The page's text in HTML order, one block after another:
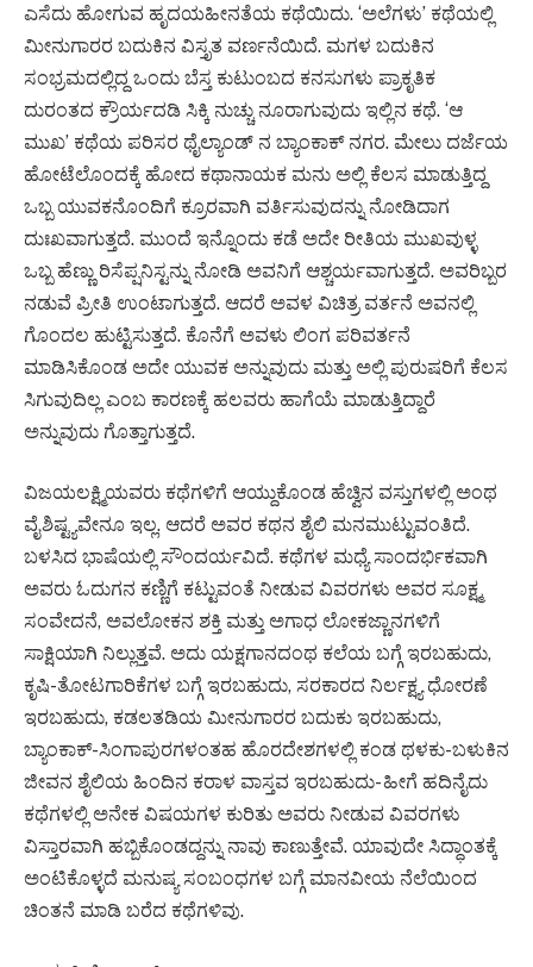
ಎಸೆದು ಹೋಗುವ ಹೃದಯಹೀನತೆಯ ಕಥೆಯಿದು. ‘ಅಲೆಗಳು’ ಕಥೆಯಲ್ಲಿ
ಮೀನುಗಾರರ ಬದುಕಿನ ವಿಸ್ತೃತ ವರ್ಣನೆಯಿದೆ. ಮಗಳ ಬದುಕಿನ
ಸಂಭ್ರಮದಲ್ಲಿದ್ದ ಒಂದು ಬೆಸ್ತ ಕುಟುಂಬದ ಕನಸುಗಳು ಪ್ರಾಕೃತಿಕ
ದುರಂತದ ಕ್ರೌರ್ಯದಡಿ ಸಿಕ್ಕಿ ನುಚ್ಚು ನೂರಾಗುವುದು ಇಲ್ಲಿನ ಕಥೆ. ‘ಆ
ಮುಖ’ ಕಥೆಯ ಪರಿಸರ ಥೈಲ್ಯಾಂಡ್ ನ ಬ್ಯಾಂಕಾಕ್ ನಗರ. ಮೇಲು ದರ್ಜೆಯ
ಹೋಟೆಲೊಂದಕ್ಕೆ ಹೋದ ಕಥಾನಾಯಕ ಮನು ಅಲ್ಲಿ ಕೆಲಸ ಮಾಡುತ್ತಿದ್ದ
ಒಬ್ಬ ಯುವಕನೊಂದಿಗೆ ಕ್ರೂರವಾಗಿ ವರ್ತಿಸುವುದನ್ನು ನೋಡಿದಾಗ
ದುಃಖವಾಗುತ್ತದೆ. ಮುಂದೆ ಇನ್ನೊಂದು ಕಡೆ ಅದೇ ರೀತಿಯ ಮುಖವುಳ್ಳ
ಒಬ್ಬ ಹೆಣ್ಣು ರಿಸೆಪ್ಷನಿಸ್ಟನ್ನು ನೋಡಿ ಅವನಿಗೆ ಆಶ್ಚರ್ಯವಾಗುತ್ತದೆ. ಅವರಿಬ್ಬರ
ನಡುವೆ ಪ್ರೀತಿ ಉಂಟಾಗುತ್ತದೆ. ಆದರೆ ಅವಳ ವಿಚಿತ್ರ ವರ್ತನೆ ಅವನಲ್ಲಿ
ಗೊಂದಲ ಹುಟ್ಟಿಸುತ್ತದೆ. ಕೊನೆಗೆ ಅವಳು ಲಿಂಗ ಪರಿವರ್ತನೆ
ಮಾಡಿಸಿಕೊಂಡ ಅದೇ ಯುವಕ ಅನ್ನುವುದು ಮತ್ತು ಅಲ್ಲಿ ಪುರುಷರಿಗೆ ಕೆಲಸ
ಸಿಗುವುದಿಲ್ಲ ಎಂಬ ಕಾರಣಕ್ಕೆ ಹಲವರು ಹಾಗೆಯೆ ಮಾಡುತ್ತಿದ್ದಾರೆ
ಅನ್ನುವುದು ಗೊತ್ತಾಗುತ್ತದೆ.
ವಿಜಯಲಕ್ಷ್ಮಿಯವರು ಕಥೆಗಳಿಗೆ ಆಯ್ದುಕೊಂಡ ಹೆಚ್ವಿನ ವಸ್ತುಗಳಲ್ಲಿ ಅಂಥ
ವೈಶಿಷ್ಟ್ಯವೇನೂ ಇಲ್ಲ. ಆದರೆ ಅವರ ಕಥನ ಶೈಲಿ ಮನಮುಟ್ಟುವಂತಿದೆ.
ಬಳಸಿದ ಭಾಷೆಯಲ್ಲಿ ಸೌಂದರ್ಯವಿದೆ. ಕಥೆಗಳ ಮಧ್ಯೆ ಸಾಂದರ್ಭಿಕವಾಗಿ
ಅವರು ಓದುಗನ ಕಣ್ಣಿಗೆ ಕಟ್ಟುವಂತೆ ನೀಡುವ ವಿವರಗಳು ಅವರ ಸೂಕ್ಷ್ಮ
ಸಂವೇದನೆ, ಅವಲೋಕನ ಶಕ್ತಿ ಮತ್ತು ಅಗಾಧ ಲೋಕಜ್ಣಾನಗಳಿಗೆ
ಸಾಕ್ಷಿಯಾಗಿ ನಿಲ್ಲುತ್ತವೆ. ಅದು ಯಕ್ಷಗಾನದಂಥ ಕಲೆಯ ಬಗ್ಗೆ ಇರಬಹುದು,
ಕೃಷಿ-ತೋಟಗಾರಿಕೆಗಳ ಬಗ್ಗೆ ಇರಬಹುದು, ಸರಕಾರದ ನಿರ್ಲಕ್ಷ್ಯ ಧೋರಣೆ
ಇರಬಹುದು, ಕಡಲತಡಿಯ ಮೀನುಗಾರರ ಬದುಕು ಇರಬಹುದು,
ಬ್ಯಾಂಕಾಕ್-ಸಿಂಗಾಪುರಗಳಂತಹ ಹೊರದೇಶಗಳಲ್ಲಿ ಕಂಡ ಥಳಕು-ಬಳುಕಿನ
ಜೀವನ ಶೈಲಿಯ ಹಿಂದಿನ ಕರಾಳ ವಾಸ್ತವ ಇರಬಹುದು- ಹೀಗೆ ಹದಿನೈದು
ಕಥೆಗಳಲ್ಲಿ ಅನೇಕ ವಿಷಯಗಳ ಕುರಿತು ಅವರು ನೀಡುವ ವಿವರಗಳು
ವಿಸ್ತಾರವಾಗಿ ಹಬ್ಬಿಕೊಂಡದ್ದನ್ನು ನಾವು ಕಾಣುತ್ತೇವೆ. ಯಾವುದೇ ಸಿದ್ಧಾಂತಕ್ಕೆ
ಅಂಟಿಕೊಳ್ಳದೆ ಮನುಷ್ಯ ಸಂಬಂಧಗಳ ಬಗ್ಗೆ ಮಾನವೀಯ ನೆಲೆಯಿಂದ
ಚಿಂತನೆ ಮಾಡಿ ಬರೆದ ಕಥೆಗಳಿವು.